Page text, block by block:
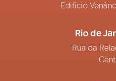
Edifício
Rio de
Rua da